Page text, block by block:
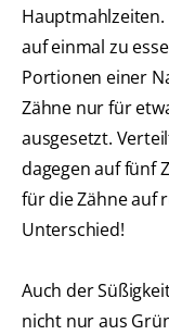
Hauptmahlzeiten.
auf einmal zu
Portionen einer
Zähne nur für
ausgesetzt.
dagegen auf fünf
für die Zähne auf
Unterschied!
Auch der
nicht nur aus